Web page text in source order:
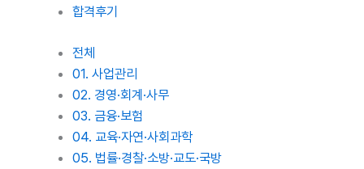
합격후기
전체
01. 사업관리
02. 경영·회계·사무
03. 금융·보험
04. 교육·자연·사회과학
05. 법률·경찰·소방·교도·국방